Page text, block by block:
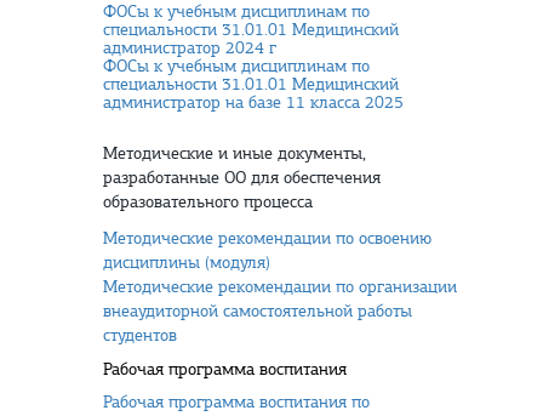
ФОСы к учебным дисциплинам по
специальности 31.01.01 Медицинский
администратор 2024 г
ФОСы к учебным дисциплинам по
специальности 31.01.01 Медицинский
администратор на базе 11 класса 2025
Методические и иные документы,
разработанные ОО для обеспечения
образовательного процесса
Методические рекомендации по освоению
дисциплины (модуля)
Методические рекомендации по организации
внеаудиторной самостоятельной работы
студентов
Рабочая программа воспитания
Рабочая программа воспитания по